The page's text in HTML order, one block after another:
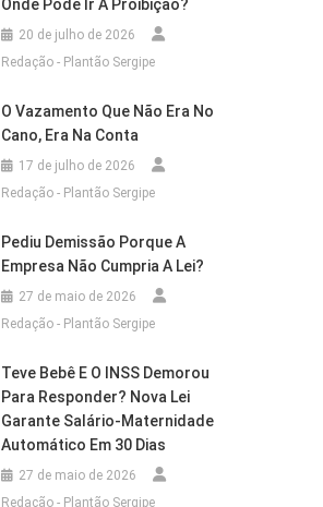
Onde Pode Ir A Proibição?
20 de julho de 2026
Redação - Plantão Sergipe
O Vazamento Que Não Era No
Cano, Era Na Conta
17 de julho de 2026
Redação - Plantão Sergipe
Pediu Demissão Porque A
Empresa Não Cumpria A Lei?
27 de maio de 2026
Redação - Plantão Sergipe
Teve Bebê E O INSS Demorou
Para Responder? Nova Lei
Garante Salário-Maternidade
Automático Em 30 Dias
27 de maio de 2026
Redação - Plantão Sergipe